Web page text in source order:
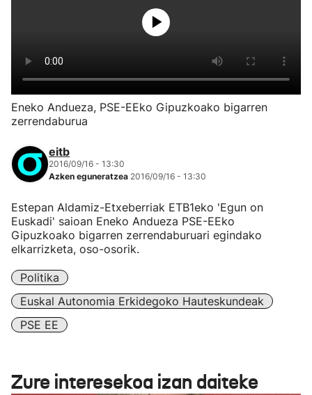
Eneko Andueza, PSE-EEko Gipuzkoako bigarren
zerrendaburua
eitb
2016/09/16 - 13:30
Azken eguneratzea 2016/09/16 - 13:30
Estepan Aldamiz-Etxeberriak ETB1eko 'Egun on
Euskadi' saioan Eneko Andueza PSE-EEko
Gipuzkoako bigarren zerrendaburuari egindako
elkarrizketa, oso-osorik.
Politika
Euskal Autonomia Erkidegoko Hauteskundeak
PSE EE
Zure interesekoa izan daiteke